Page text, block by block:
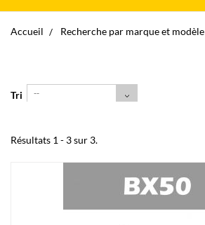
Accueil Recherche par marque et modèle
Tri --
Résultats 1 - 3 sur 3.